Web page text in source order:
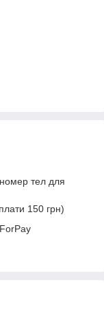
тел для
150 грн)